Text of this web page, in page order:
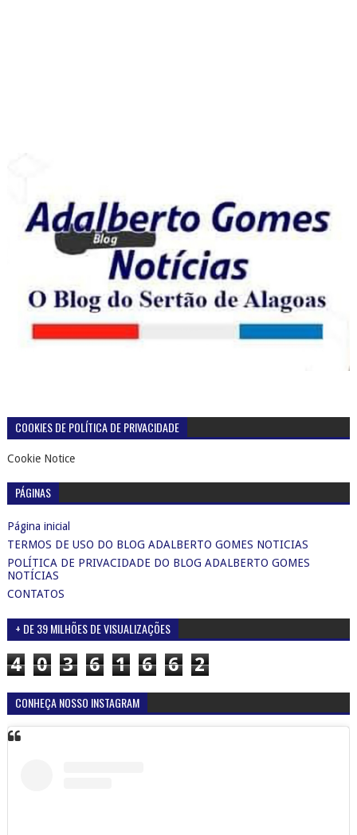
COOKIES DE POLÍTICA DE PRIVACIDADE
Cookie Notice
PÁGINAS
Página inicial
TERMOS DE USO DO BLOG ADALBERTO GOMES NOTICIAS
POLÍTICA DE PRIVACIDADE DO BLOG ADALBERTO GOMES
NOTÍCIAS
CONTATOS
+ DE 39 MILHÕES DE VISUALIZAÇÕES
4 0 3 6 1 6 6 2
CONHEÇA NOSSO INSTAGRAM